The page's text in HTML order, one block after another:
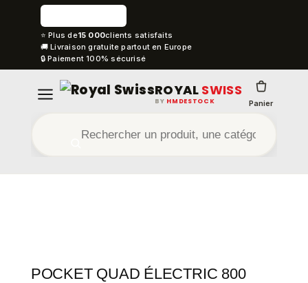
⭐ Plus de15 000clients satisfaits
🚚 Livraison gratuite partout en Europe
🔒 Paiement 100% sécurisé
ROYAL SWISS
BY HMDESTOCK Panier
POCKET QUAD ÉLECTRIC 800